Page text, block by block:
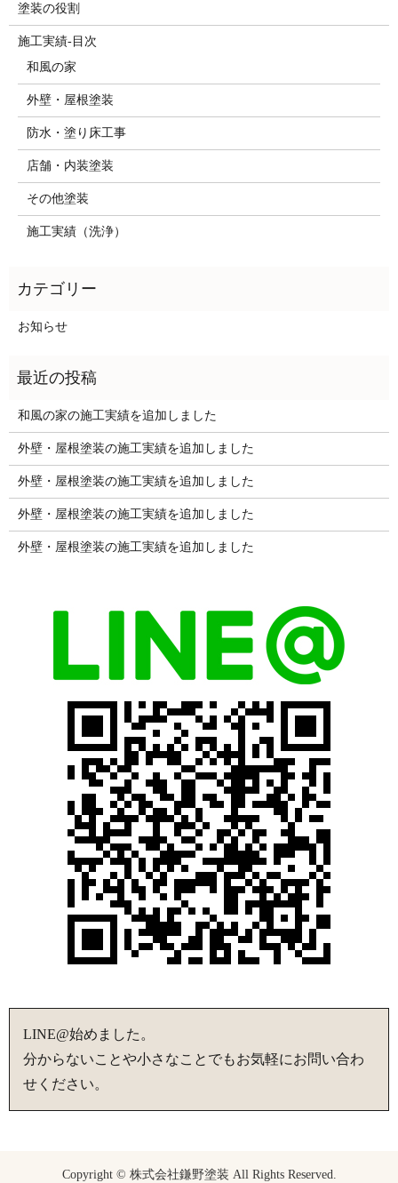
塗装の役割
施工実績-目次
和風の家
外壁・屋根塗装
防水・塗り床工事
店舗・内装塗装
その他塗装
施工実績（洗浄）
お知らせ
和風の家の施工実績を追加しました
外壁・屋根塗装の施工実績を追加しました
外壁・屋根塗装の施工実績を追加しました
外壁・屋根塗装の施工実績を追加しました
外壁・屋根塗装の施工実績を追加しました
LINE@始めました。
分からないことや小さなことでもお気軽にお問い合わ
せください。
Copyright © 株式会社鎌野塗装 All Rights Reserved.